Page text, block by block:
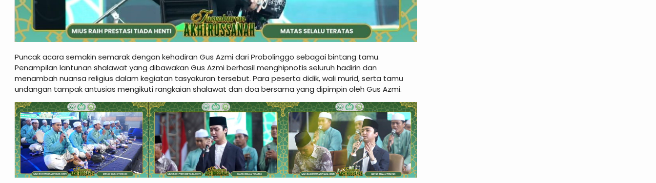
Puncak acara semakin semarak dengan kehadiran Gus Azmi dari Probolinggo sebagai bintang tamu.
Penampilan lantunan shalawat yang dibawakan Gus Azmi berhasil menghipnotis seluruh hadirin dan
menambah nuansa religius dalam kegiatan tasyakuran tersebut. Para peserta didik, wali murid, serta tamu
undangan tampak antusias mengikuti rangkaian shalawat dan doa bersama yang dipimpin oleh Gus Azmi.